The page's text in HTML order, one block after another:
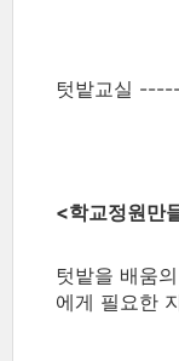
텃밭교실
<학교정원만
텃밭을 배움
에게 필요한